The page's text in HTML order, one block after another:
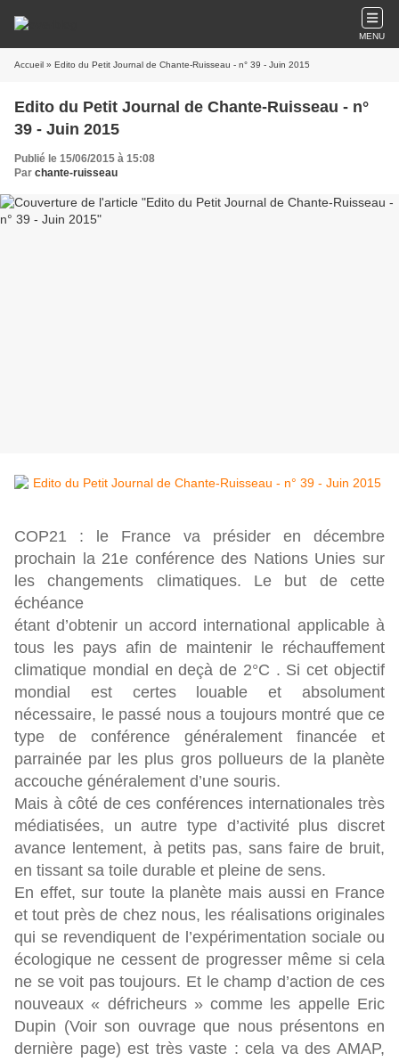
MENU
Accueil » Edito du Petit Journal de Chante-Ruisseau - n° 39 - Juin 2015
Edito du Petit Journal de Chante-Ruisseau - n°
39 - Juin 2015
Publié le 15/06/2015 à 15:08
Par chante-ruisseau
COP21 : le France va présider en décembre
prochain la 21e conférence des Nations Unies sur
les changements climatiques. Le but de cette
échéance
étant d’obtenir un accord international applicable à
tous les pays afin de maintenir le réchauffement
climatique mondial en deçà de 2°C . Si cet objectif
mondial est certes louable et absolument
nécessaire, le passé nous a toujours montré que ce
type de conférence généralement financée et
parrainée par les plus gros pollueurs de la planète
accouche généralement d’une souris.
Mais à côté de ces conférences internationales très
médiatisées, un autre type d’activité plus discret
avance lentement, à petits pas, sans faire de bruit,
en tissant sa toile durable et pleine de sens.
En effet, sur toute la planète mais aussi en France
et tout près de chez nous, les réalisations originales
qui se revendiquent de l’expérimentation sociale ou
écologique ne cessent de progresser même si cela
ne se voit pas toujours. Et le champ d’action de ces
nouveaux « défricheurs » comme les appelle Eric
Dupin (Voir son ouvrage que nous présentons en
dernière page) est très vaste : cela va des AMAP,